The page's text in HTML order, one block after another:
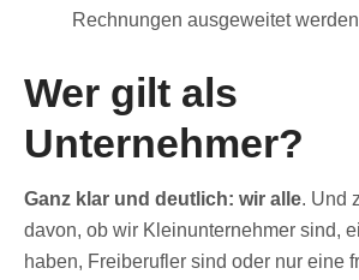
Rechnungen ausgeweitet
Wer gilt als
Unternehmer?
Ganz klar und deutlich: wir alle. Und
davon, ob wir Kleinunternehmer sind,
haben, Freiberufler sind oder nur eine